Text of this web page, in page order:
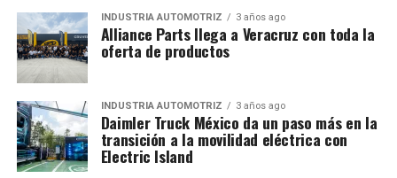
INDUSTRIA AUTOMOTRIZ 3 años ago
Alliance Parts llega a Veracruz con toda la
oferta de productos
INDUSTRIA AUTOMOTRIZ 3 años ago
Daimler Truck México da un paso más en la
transición a la movilidad eléctrica con
Electric Island